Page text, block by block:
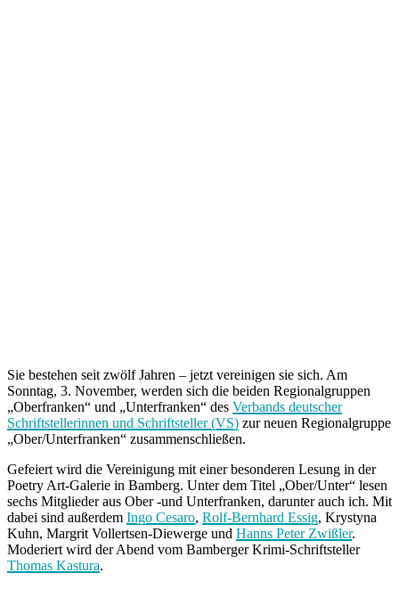
Sie bestehen seit zwölf Jahren – jetzt vereinigen sie sich. Am
Sonntag, 3. November, werden sich die beiden Regionalgruppen
„Oberfranken“ und „Unterfranken“ des Verbands deutscher
Schriftstellerinnen und Schriftsteller (VS) zur neuen Regionalgruppe
„Ober/Unterfranken“ zusammenschließen.
Gefeiert wird die Vereinigung mit einer besonderen Lesung in der
Poetry Art-Galerie in Bamberg. Unter dem Titel „Ober/Unter“ lesen
sechs Mitglieder aus Ober -und Unterfranken, darunter auch ich. Mit
dabei sind außerdem Ingo Cesaro, Rolf-Bernhard Essig, Krystyna
Kuhn, Margrit Vollertsen-Diewerge und Hanns Peter Zwißler.
Moderiert wird der Abend vom Bamberger Krimi-Schriftsteller
Thomas Kastura.